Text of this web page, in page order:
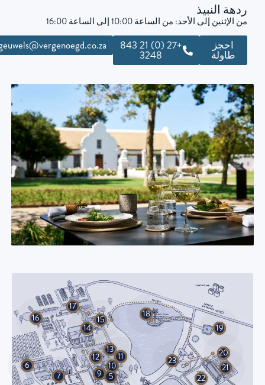
ردهة النبيذ
من الإثنين إلى الأحد: من الساعة 10:00 إلى الساعة 16:00
احجز
طاولة
+27 (0) 21 843
3248
geuwels@vergenoegd.co.za
5
6
7
9
10
11
12
13
14
15
16
17
18
19
20
21
22
23